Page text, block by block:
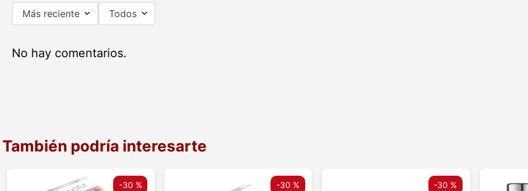
Más reciente Todos
No hay comentarios.
También podría interesarte
-30 % -30 % -30 %